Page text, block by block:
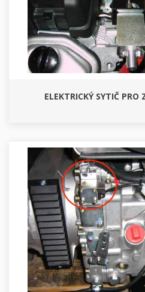
ELEKTRICKÝ SYTIČ PRO